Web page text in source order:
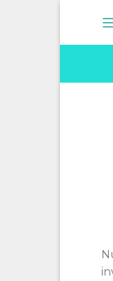
content